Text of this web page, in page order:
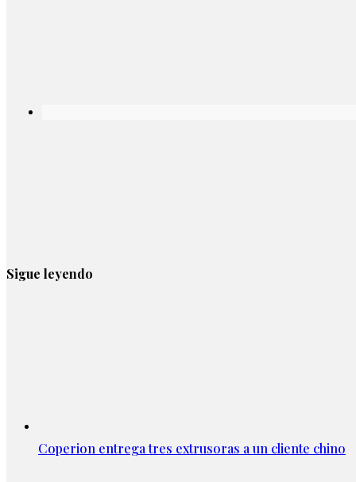
Sigue leyendo
Coperion entrega tres extrusoras a un cliente chino